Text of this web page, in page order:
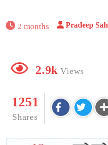
2 months Pradeep Sah
2.9k Views
1251
Shares